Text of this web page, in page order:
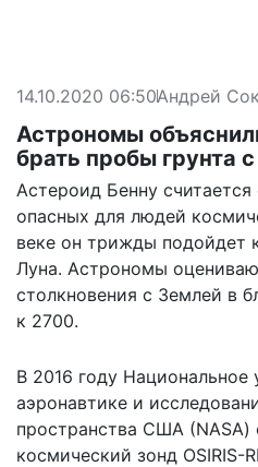
14.10.2020 06:50Андрей
Астрономы
брать пробы грунта
Астероид Бенну
опасных для людей
веке он трижды подойдет
Луна. Астрономы
столкновения с Землей в
к 2700.
В 2016 году Национальное
аэронавтике и
пространства США (NASA)
космический зонд OSIRIS-